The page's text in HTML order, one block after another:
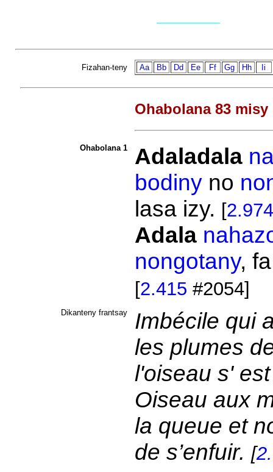
Fizahan-teny Aa Bb Dd Ee Ff Gg Hh Ii
Ohabolana 83
Ohabolana 1 Adaladala
bodinyno
lasa izy. [2.974
Adala
nongotany,
[2.415 #2054]
Dikanteny frantsay
Imbécile qui
les plumes
l'oiseau s'
Oiseau aux
la queue et
de s’enfuir. [